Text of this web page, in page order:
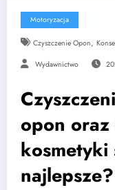
Motoryzacja
Czyszczenie Opon,
Wydawnictwo
opon
kosmetyki
najlepsze?